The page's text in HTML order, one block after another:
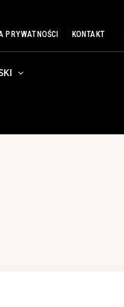
PRYWATNOŚCI KONTAKT